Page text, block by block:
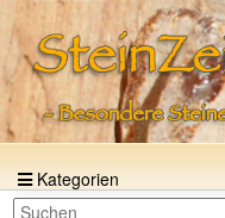
Kategorien